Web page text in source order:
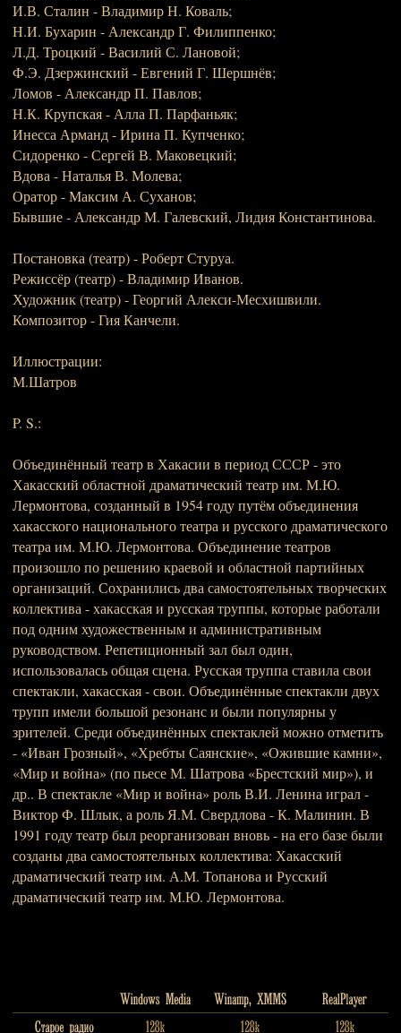
И.В. Сталин - Владимир Н. Коваль;
Н.И. Бухарин - Александр Г. Филиппенко;
Л.Д. Троцкий - Василий С. Лановой;
Ф.Э. Дзержинский - Евгений Г. Шершнёв;
Ломов - Александр П. Павлов;
Н.К. Крупская - Алла П. Парфаньяк;
Инесса Арманд - Ирина П. Купченко;
Сидоренко - Сергей В. Маковецкий;
Вдова - Наталья В. Молева;
Оратор - Максим А. Суханов;
Бывшие - Александр М. Галевский, Лидия Константинова.
Постановка (театр) - Роберт Стуруа.
Режиссёр (театр) - Владимир Иванов.
Художник (театр) - Георгий Алекси-Месхишвили.
Композитор - Гия Канчели.
Иллюстрации:
М.Шатров
P. S.:
Объединённый театр в Хакасии в период СССР - это
Хакасский областной драматический театр им. М.Ю.
Лермонтова, созданный в 1954 году путём объединения
хакасского национального театра и русского драматического
театра им. М.Ю. Лермонтова. Объединение театров
произошло по решению краевой и областной партийных
организаций. Сохранились два самостоятельных творческих
коллектива - хакасская и русская труппы, которые работали
под одним художественным и административным
руководством. Репетиционный зал был один,
использовалась общая сцена. Русская труппа ставила свои
спектакли, хакасская - свои. Объединённые спектакли двух
трупп имели большой резонанс и были популярны у
зрителей. Среди объединённых спектаклей можно отметить
- «Иван Грозный», «Хребты Саянские», «Ожившие камни»,
«Мир и война» (по пьесе М. Шатрова «Брестский мир»), и
др.. В спектакле «Мир и война» роль В.И. Ленина играл -
Виктор Ф. Шлык, а роль Я.М. Свердлова - К. Малинин. В
1991 году театр был реорганизован вновь - на его базе были
созданы два самостоятельных коллектива: Хакасский
драматический театр им. А.М. Топанова и Русский
драматический театр им. М.Ю. Лермонтова.